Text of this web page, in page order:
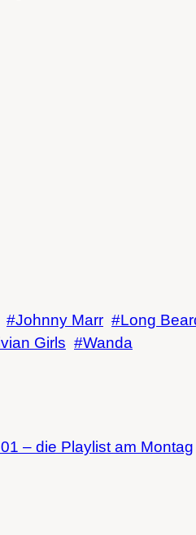
Johnny Marr Long
Girls Wanda
– die Playlist am Montag